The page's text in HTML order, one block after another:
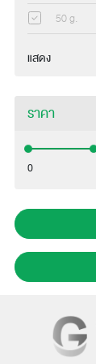
50 g.
แสดง
ราคา
0